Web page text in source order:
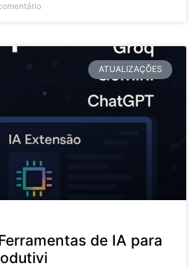
ATUALIZAÇÕES
de IA para